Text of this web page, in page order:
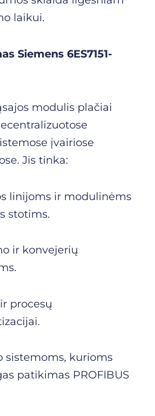
laikui.
Siemens 6ES7151-
modulis plačiai
įvairiose
Jis tinka:
linijoms ir modulinėms
stotims.
ir konvejerių
procesų
sistemoms, kurioms
patikimas PROFIBUS